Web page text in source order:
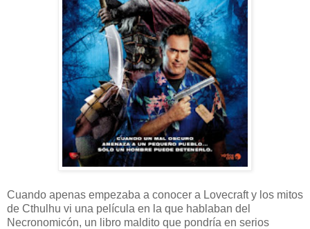
Cuando apenas empezaba a conocer a Lovecraft y los mitos
de Cthulhu vi una película en la que hablaban del
Necronomicón, un libro maldito que pondría en serios